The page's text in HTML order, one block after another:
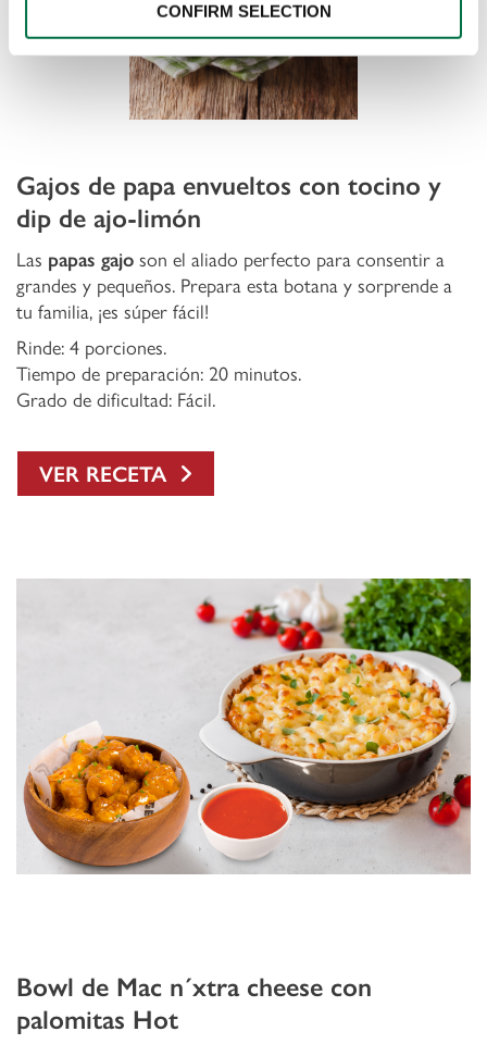
CONFIRM SELECTION
Gajos de papa envueltos con tocino y
dip de ajo-limón
Las papas gajo son el aliado perfecto para consentir a
grandes y pequeños. Prepara esta botana y sorprende a
tu familia, ¡es súper fácil!
Rinde: 4 porciones.
Tiempo de preparación: 20 minutos.
Grado de dificultad: Fácil.
VER RECETA
Bowl de Mac n´xtra cheese con
palomitas Hot